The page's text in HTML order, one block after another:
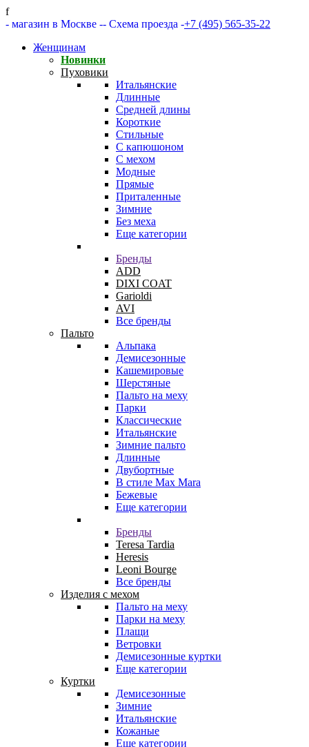
f
- магазин в Москве -- Схема проезда -+7 (495) 565-35-22
Женщинам
Новинки
Пуховики
Итальянские
Длинные
Средней длины
Короткие
Стильные
С капюшоном
С мехом
Модные
Прямые
Приталенные
Зимние
Без меха
Еще категории
Бренды
ADD
DIXI COAT
Garioldi
AVI
Все бренды
Пальто
Альпака
Демисезонные
Кашемировые
Шерстяные
Пальто на меху
Парки
Классические
Итальянские
Зимние пальто
Длинные
Двубортные
В стиле Max Mara
Бежевые
Еще категории
Бренды
Teresa Tardia
Heresis
Leoni Bourge
Все бренды
Изделия с мехом
Пальто на меху
Парки на меху
Плащи
Ветровки
Демисезонные куртки
Еще категории
Куртки
Демисезонные
Зимние
Итальянские
Кожаные
Еще категории